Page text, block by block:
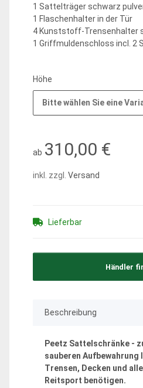
1 Sattelträger schwarz
1 Flaschenhalter in der Tür
4 Kunststoff-Trensenhalter
1 Griffmuldenschloss incl. 2
Höhe
Bitte wählen Sie eine
ab 310,00 €
inkl. zzgl. Versand
Lieferbar
Händler
Beschreibung
Peetz Sattelschränke -
sauberen Aufbewahrung
Trensen, Decken und
Reitsport benötigen.